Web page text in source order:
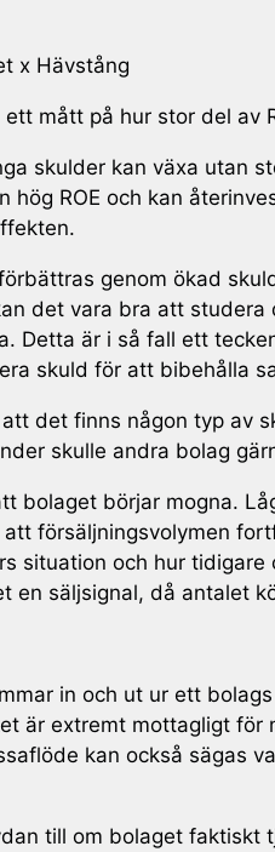
x Hävstång
mått på hur stor del av
skulder kan växa
ROE och kan
genom ökad
det vara bra att
Detta är i så fall ett
skuld för att bibehålla
det finns någon typ
skulle andra bolag
bolaget börjar mogna.
försäljningsvolymen
situation och hur
en säljsignal, då antalet
in och ut ur ett
är extremt mottagligt
kan också sägas
till om bolaget faktiskt